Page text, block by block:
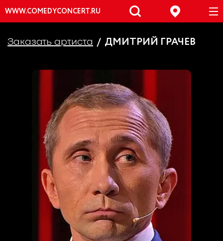
WWW.COMEDYCONCERT.RU
Заказать артиста ДМИТРИЙ ГРАЧЕВ